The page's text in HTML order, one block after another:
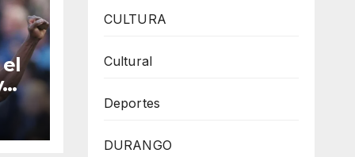
el
CULTURA
Cultural
Deportes
DURANGO